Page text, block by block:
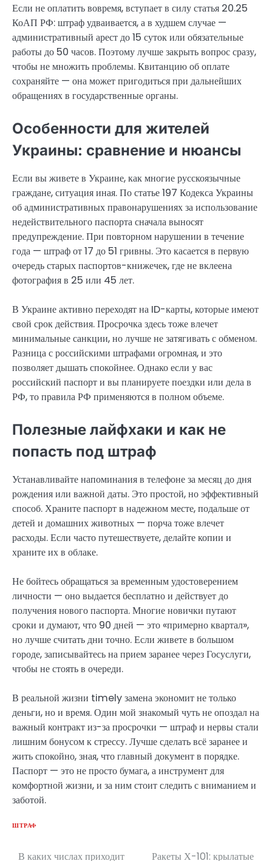
Если не оплатить вовремя, вступает в силу статья 20.25
КоАП РФ: штраф удваивается, а в худшем случае —
административный арест до 15 суток или обязательные
работы до 50 часов. Поэтому лучше закрыть вопрос сразу,
чтобы не множить проблемы. Квитанцию об оплате
сохраняйте — она может пригодиться при дальнейших
обращениях в государственные органы.
Особенности для жителей
Украины: сравнение и нюансы
Если вы живете в Украине, как многие русскоязычные
граждане, ситуация иная. По статье 197 Кодекса Украины
об административных правонарушениях за использование
недействительного паспорта сначала выносят
предупреждение. При повторном нарушении в течение
года — штраф от 17 до 51 гривны. Это касается в первую
очередь старых паспортов-книжечек, где не вклеена
фотография в 25 или 45 лет.
В Украине активно переходят на ID-карты, которые имеют
свой срок действия. Просрочка здесь тоже влечет
минимальные санкции, но лучше не затягивать с обменом.
Разница с российскими штрафами огромная, и это
позволяет дышать спокойнее. Однако если у вас
российский паспорт и вы планируете поездки или дела в
РФ, то правила РФ применяются в полном объеме.
Полезные лайфхаки и как не
попасть под штраф
Устанавливайте напоминания в телефоне за месяц до дня
рождения или важной даты. Это простой, но эффективный
способ. Храните паспорт в надежном месте, подальше от
детей и домашних животных — порча тоже влечет
расходы. Если часто путешествуете, делайте копии и
храните их в облаке.
Не бойтесь обращаться за временным удостоверением
личности — оно выдается бесплатно и действует до
получения нового паспорта. Многие новички путают
сроки и думают, что 90 дней — это «примерно квартал»,
но лучше считать дни точно. Если живете в большом
городе, записывайтесь на прием заранее через Госуслуги,
чтобы не стоять в очереди.
В реальной жизни timely замена экономит не только
деньги, но и время. Один мой знакомый чуть не опоздал на
важный контракт из-за просрочки — штраф и нервы стали
лишним бонусом к стрессу. Лучше сделать всё заранее и
жить спокойно, зная, что главный документ в порядке.
Паспорт — это не просто бумага, а инструмент для
комфортной жизни, и за ним стоит следить с вниманием и
заботой.
ШТРАФ
В каких числах приходит Ракеты Х-101: крылатые